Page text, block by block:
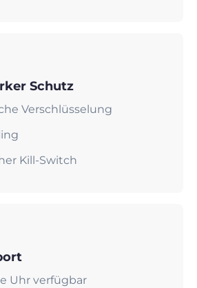
Schutz
Verschlüsselung
Kill-Switch
Uhr verfügbar